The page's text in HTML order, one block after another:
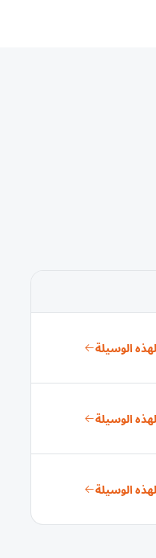
الوسيلة
الوسيلة
الوسيلة